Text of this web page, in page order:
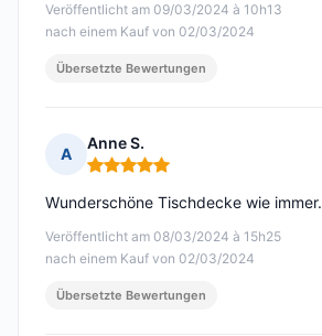
Veröffentlicht am 09/03/2024 à 10h13
nach einem Kauf von 02/03/2024
Übersetzte Bewertungen
A
Anne S.
Hinweis: 5 von 5
Veröffentlicht am 08/03/2024 à 15h25
nach einem Kauf von 02/03/2024
Wunderschöne Tischdecke wie immer.
Übersetzte Bewertungen